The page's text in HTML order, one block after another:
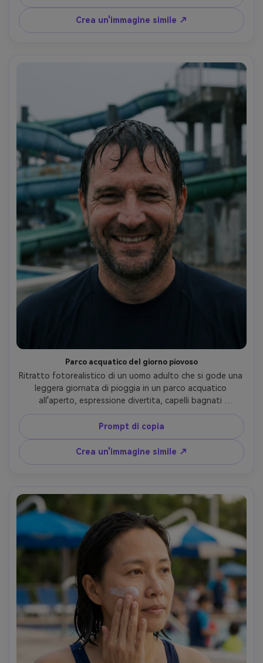
dorata, Sony A7IV, 85mm f/1.4, cornice in vita, umore
estivo romantico, texture naturale della pelle con
lucentezza sottile, grado cinematografico morbido,
Crea un'immagine simile ↗
Parco acquatico del giorno piovoso
Ritratto fotorealistico di un uomo adulto che si gode una
leggera giornata di pioggia in un parco acquatico
all'aperto, espressione divertita, capelli bagnati
leggermente intonacati, camicia da bagno scura, gocce di
pioggia visibili sulla pelle e ciglia, diapositive attenuate
dietro, morbida illuminazione piatta con toni freschi,
Fujifilm X-T5, 56mm f/1.2, inquadratura ravvicinata, umore
giocoso accogliente, goccioline d'acqua realistiche e
Prompt di copia
Crea un'immagine simile ↗